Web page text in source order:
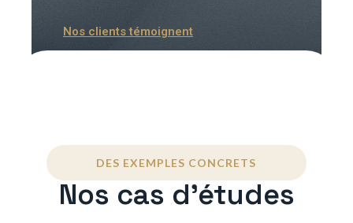
Nos clients témoignent
DES EXEMPLES CONCRETS
Nos cas d'études